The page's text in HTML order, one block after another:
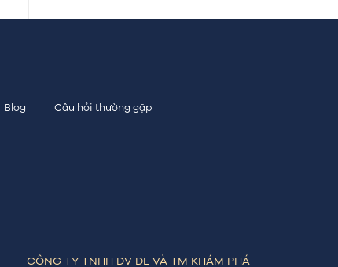
Blog Câu hỏi thường gặp
CÔNG TY TNHH DV DL VÀ TM KHÁM PHÁ